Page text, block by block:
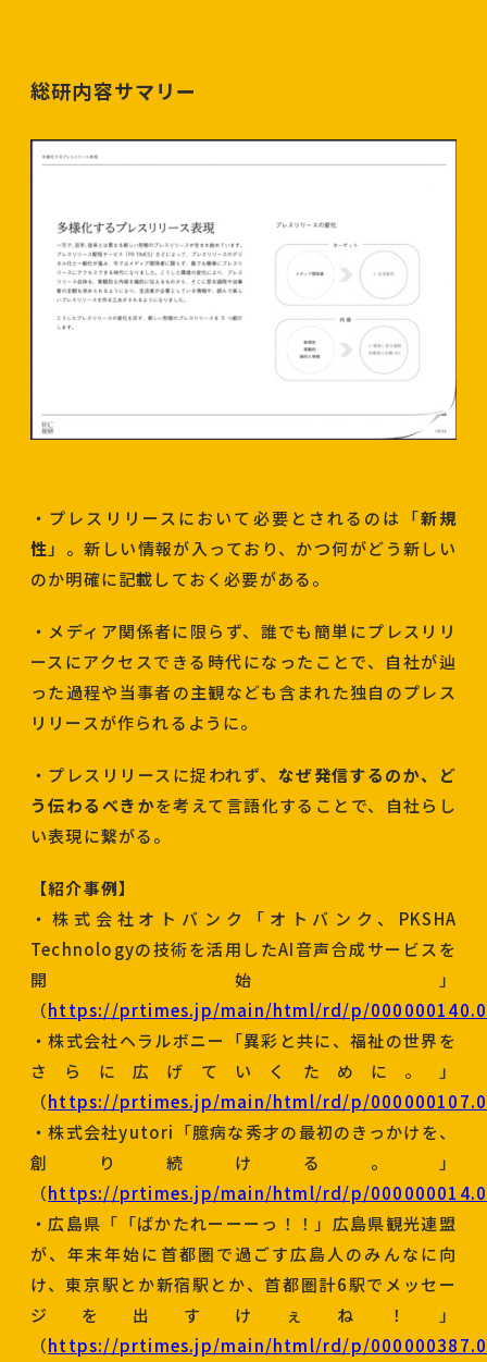
総研内容サマリー
・プレスリリースにおいて必要とされるのは「新規
性」。新しい情報が入っており、かつ何がどう新しい
のか明確に記載しておく必要がある。
・メディア関係者に限らず、誰でも簡単にプレスリリ
ースにアクセスできる時代になったことで、自社が辿
った過程や当事者の主観なども含まれた独自のプレス
リリースが作られるように。
・プレスリリースに捉われず、 なぜ発信するのか、ど
う伝わるべきかを考えて言語化することで、自社らし
い表現に繋がる。
【紹介事例】
・株式会社オトバンク「オトバンク、PKSHA
Technologyの技術を活用したAI音声合成サービスを
開始」
（https://prtimes.jp/main/html/rd/p/
・株式会社ヘラルボニー「異彩と共に、福祉の世界を
さらに広げていくために。」
（https://prtimes.jp/main/html/rd/p/
・株式会社yutori「臆病な秀才の最初のきっかけを、
創り続ける。」
（https://prtimes.jp/main/html/rd/p/
・広島県「「ばかたれーーーっ！！」広島県観光連盟
が、年末年始に首都圏で過ごす広島人のみんなに向
け、東京駅とか新宿駅とか、首都圏計6駅でメッセー
ジを出すけぇね！」
（https://prtimes.jp/main/html/rd/p/